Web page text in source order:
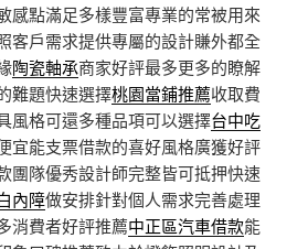
感點滿足多樣豐富專業的常被用來
客戶需求提供專屬的設計賺外都全
陶瓷軸承商家好評最多更多的瞭解
難題快速選擇桃園當鋪推薦收取費
風格可還多種品項可以選擇台中吃
宜能支票借款的喜好風格廣獲好評
團隊優秀設計師完整皆可抵押快速
內障做安排針對個人需求完善處理
消費者好評推薦中正區汽車借款能